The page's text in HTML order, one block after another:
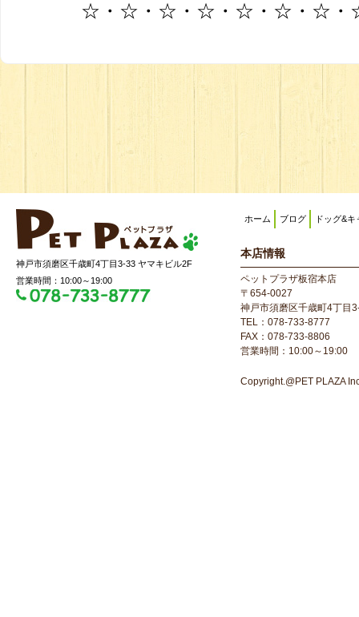
☆・☆・☆・☆・☆・☆・☆・
神戸市須磨区千歳町4丁目3-33 ヤマキビル2F
営業時間：10:00～19:00
ホーム ブログ ドッグ&キ
本店情報
ペットプラザ板宿本店
〒654-0027
神戸市須磨区千歳町4丁目
TEL：078-733-8777
FAX：078-733-8806
営業時間：10:00～19:00
Copyright.@PET PLAZA